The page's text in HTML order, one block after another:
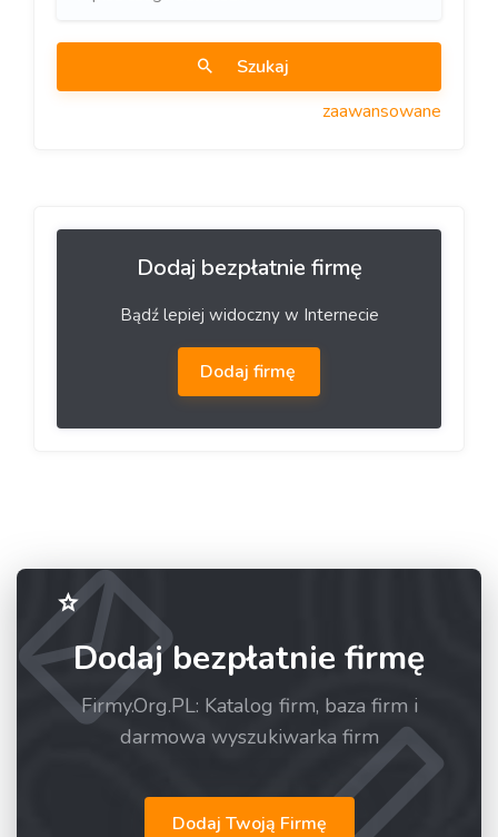
Szukaj
zaawansowane
Dodaj bezpłatnie firmę
Bądź lepiej widoczny w Internecie
Dodaj firmę
Dodaj bezpłatnie firmę
Firmy.Org.PL: Katalog firm, baza firm i
darmowa wyszukiwarka firm
Dodaj Twoją Firmę